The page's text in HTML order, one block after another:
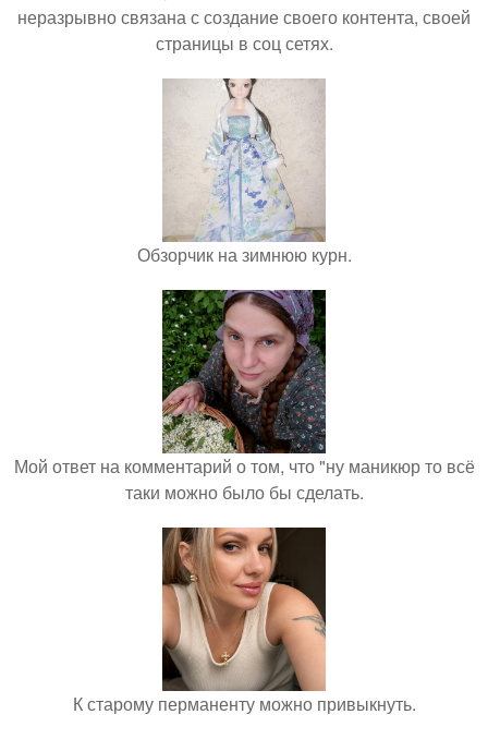
неразрывно связана с создание своего контента, своей
страницы в соц сетях.
Обзорчик на зимнюю курн.
Мой ответ на комментарий о том, что "ну маникюр то всё
таки можно было бы сделать.
К старому перманенту можно привыкнуть.